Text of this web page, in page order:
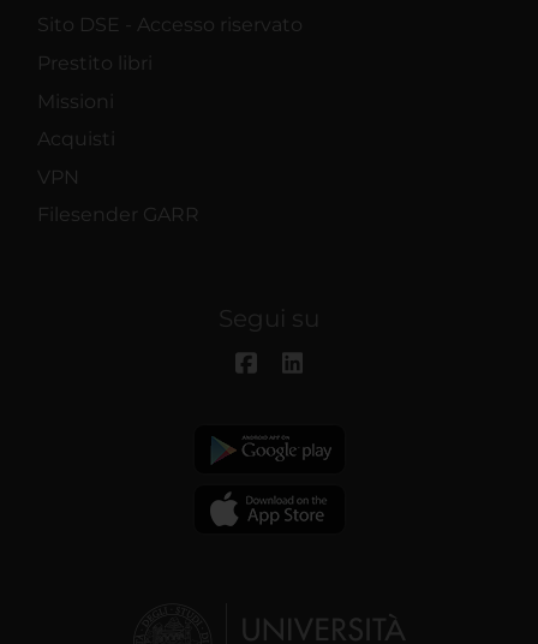
Sito DSE - Accesso riservato
Prestito libri
Missioni
Acquisti
VPN
Filesender GARR
Segui su